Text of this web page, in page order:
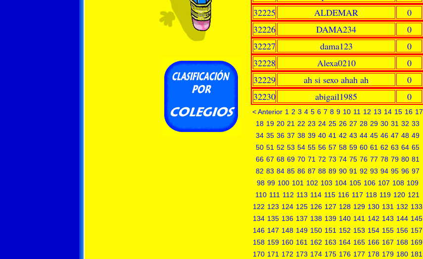
32225
ALDEMAR
0
32226
DAMA234
0
32227
dama123
0
32228
Alexa0210
0
32229
ah si sexo ahah ah
0
32230
abigail1985 0
< Anterior 1 2 3 4 5 6 7 8 9 10 11 12 13 14 15 16 17
18 19 20 21 22 23 24 25 26 27 28 29 30 31 32 33
34 35 36 37 38 39 40 41 42 43 44 45 46 47 48 49
50 51 52 53 54 55 56 57 58 59 60 61 62 63 64 65
66 67 68 69 70 71 72 73 74 75 76 77 78 79 80 81
82 83 84 85 86 87 88 89 90 91 92 93 94 95 96 97
98 99 100 101 102 103 104 105 106 107 108 109
110 111 112 113 114 115 116 117 118 119 120 121
122 123 124 125 126 127 128 129 130 131 132 133
134 135 136 137 138 139 140 141 142 143 144 145
146 147 148 149 150 151 152 153 154 155 156 157
158 159 160 161 162 163 164 165 166 167 168 169
170 171 172 173 174 175 176 177 178 179 180 181